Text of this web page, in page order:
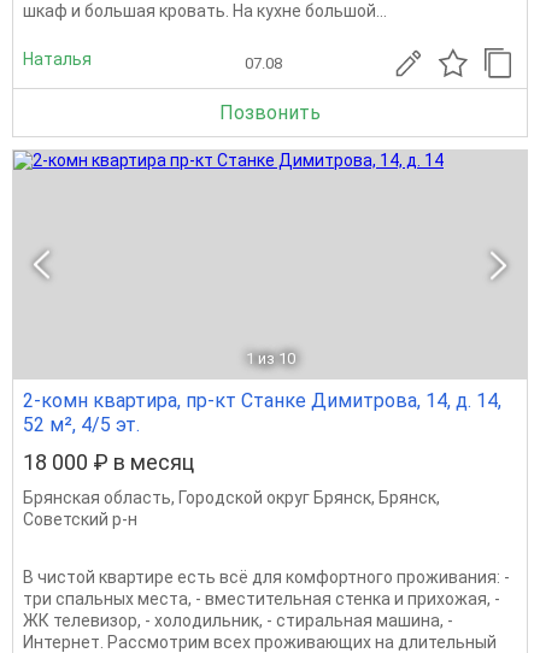
шкаф и большая кровать. На кухне большой...
Наталья 07.08
Позвонить
1 из 10
2-комн квартира, пр-кт Станке Димитрова, 14, д. 14,
52 м², 4/5 эт.
18 000 ₽ в месяц
Брянская область, Городской округ Брянск, Брянск,
Советский р-н
В чистой квартире есть всё для комфортного проживания: -
три спальных места, - вместительная стенка и прихожая, -
ЖК телевизор, - холодильник, - стиральная машина, -
Интернет. Рассмотрим всех проживающих на длительный